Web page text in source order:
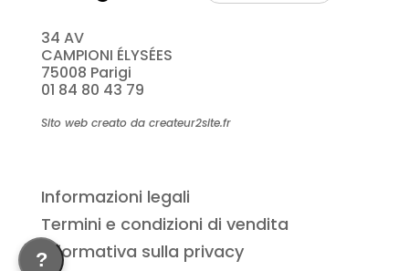
34 AV
CAMPIONI ÉLYSÉES
75008 Parigi
01 84 80 43 79
Sito web creato da createur2site.fr
Informazioni legali
Termini e condizioni di vendita
Informativa sulla privacy
?